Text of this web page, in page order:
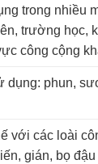
trong nhiều
trường học,
công cộng
dụng: phun,
với các loài
gián, bọ